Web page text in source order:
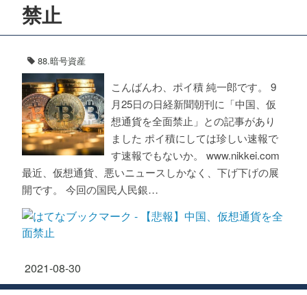
禁止
88.暗号資産
こんばんわ、ポイ積 純一郎です。 9
月25日の日経新聞朝刊に「中国、仮
想通貨を全面禁止」との記事があり
ました ポイ積にしては珍しい速報で
す速報でもないか。 www.nikkei.com
最近、仮想通貨、悪いニュースしかなく、下げ下げの展
開です。 今回の国民人民銀…
2021-08-30